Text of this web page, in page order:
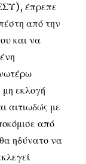
έπρεπε
από την
και να
εκλογή
αιτιωδώς με
από
ηδύνατο να